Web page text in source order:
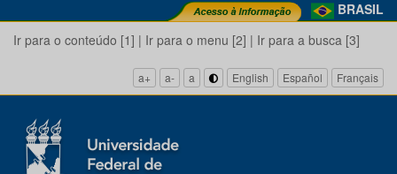
BRASIL
Ir para o conteúdo [1] | Ir para o menu [2] | Ir para a busca [3]
a+ a- a English Español Français